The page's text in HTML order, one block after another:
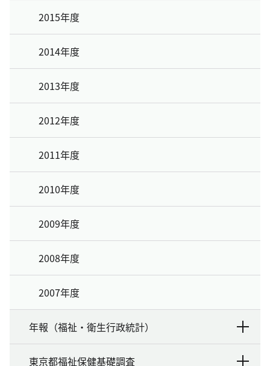
2015年度
2014年度
2013年度
2012年度
2011年度
2010年度
2009年度
2008年度
2007年度
年報（福祉・衛生行政統計）
東京都福祉保健基礎調査